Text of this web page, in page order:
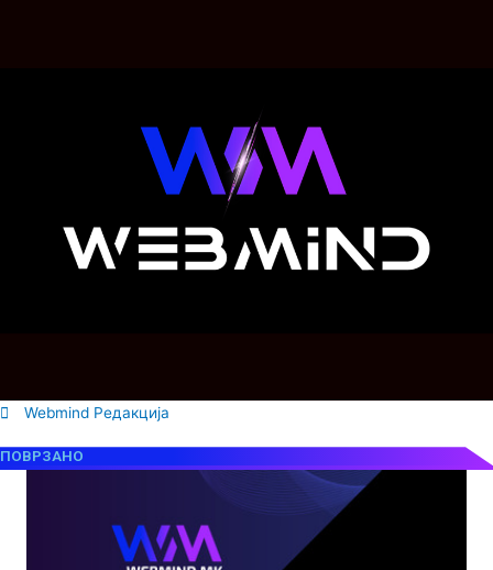
Webmind Редакција
ПОВРЗАНО